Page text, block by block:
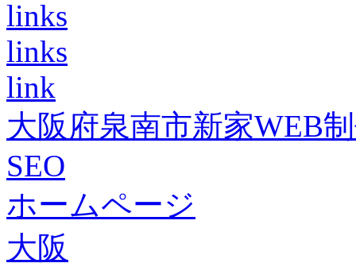
links
links
link
大阪府泉南市新家WEB
SEO
ホームページ
大阪